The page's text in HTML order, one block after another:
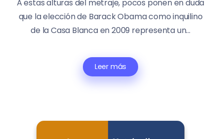
A estas alturas del metraje, pocos ponen en duda
que la elección de Barack Obama como inquilino
de la Casa Blanca en 2009 representa un...
Leer más